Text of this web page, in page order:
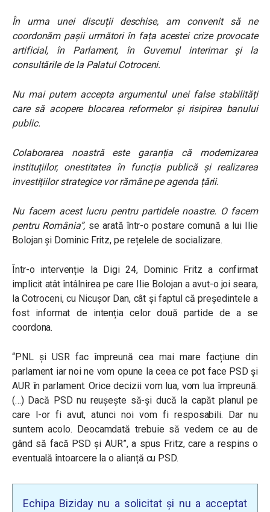
În urma unei discuții deschise, am convenit să ne
coordonăm pașii următori în fața acestei crize provocate
artificial, în Parlament, în Guvernul interimar și la
consultările de la Palatul Cotroceni.
Nu mai putem accepta argumentul unei false stabilități
care să acopere blocarea reformelor și risipirea banului
public.
Colaborarea noastră este garanția că modernizarea
instituțiilor, onestitatea în funcția publică și realizarea
investițiilor strategice vor rămâne pe agenda țării.
Nu facem acest lucru pentru partidele noastre. O facem
pentru România”, se arată într-o postare comună a lui Ilie
Bolojan și Dominic Fritz, pe rețelele de socializare.
Într-o intervenție la Digi 24, Dominic Fritz a confirmat
implicit atât întâlnirea pe care Ilie Bolojan a avut-o joi seara,
la Cotroceni, cu Nicușor Dan, cât și faptul că președintele a
fost informat de intenția celor două partide de a se
coordona.
“PNL și USR fac împreună cea mai mare facțiune din
parlament iar noi ne vom opune la ceea ce pot face PSD și
AUR în parlament. Orice decizii vom lua, vom lua împreună.
(…) Dacă PSD nu reușește să-și ducă la capăt planul pe
care l-or fi avut, atunci noi vom fi resposabili. Dar nu
suntem acolo. Deocamdată trebuie să vedem ce au de
gând să facă PSD și AUR”, a spus Fritz, care a respins o
eventuală întoarcere la o alianță cu PSD.
Echipa Biziday nu a solicitat și nu a acceptat